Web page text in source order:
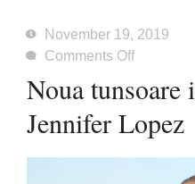
November 19, 2019
Comments Offon
tunsoare
in
tendinte
a
Noua tunsoare
Jennifer Lopez